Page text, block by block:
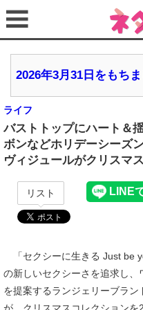
2026年3月31日をもち
ライフ
バストトップにハート＆
ボンなどホリデーシーズ
ヴィジュールがクリスマ
リスト
「セクシーに生きる Just be
の新しいセクシーさを追求し
を提案するランジェリーブラ